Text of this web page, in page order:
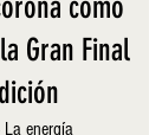
como
Gran Final
energía